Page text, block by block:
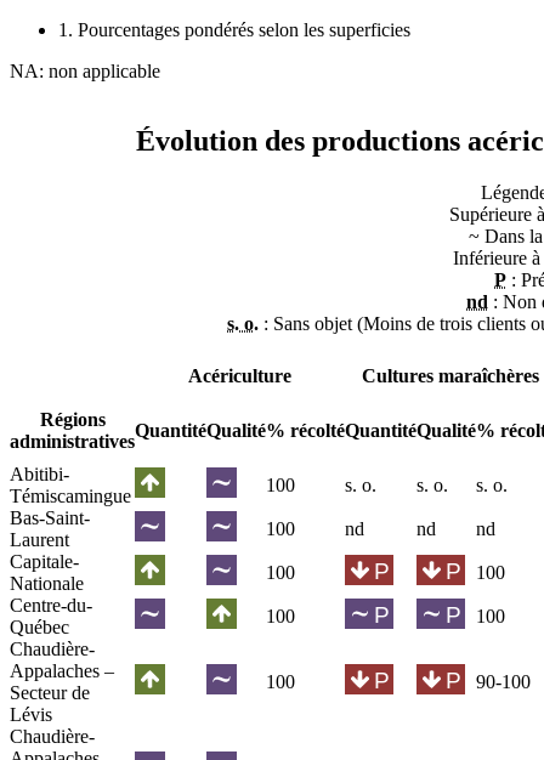
1. Pourcentages pondérés selon les superficies
NA: non applicable
Évolution des productions
Supérieure
~ Dans
Inférieure
P :
nd : Non
s. o. : Sans objet (Moins de trois clients
Acériculture Cultures maraîchères
Régions
administratives
QuantitéQualité% récoltéQuantitéQualité%
Abitibi-
Témiscamingue
100 s. o. s. o.
s. o.
Bas-Saint-
Laurent
100 nd nd
nd
Capitale-
Nationale
100
100
Centre-du-
Québec
100
100
Chaudière-
Appalaches –
Secteur de
Lévis
100 90-100
Chaudière-